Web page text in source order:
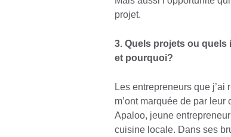
projet.
3. Quels projets ou
et pourquoi?
Les entrepreneurs que
m’ont marquée de par
Apaloo, jeune
cuisine locale. Dans ses